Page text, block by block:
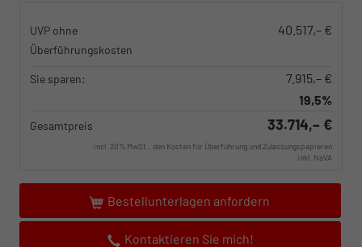
UVP ohne
Überführungskosten
40.517,– €
Sie sparen:
7.915,– €
19,5%
Gesamtpreis 33.714,– €
incl. 20% MwSt., den Kosten für Überführung und Zulassungspapieren
inkl. NoVA
Bestellunterlagen anfordern
Kontaktieren Sie mich!